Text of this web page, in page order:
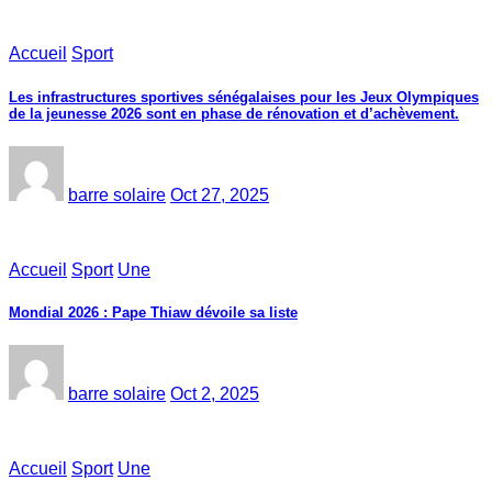
Accueil Sport
Les infrastructures sportives sénégalaises pour les Jeux Olympiques
de la jeunesse 2026 sont en phase de rénovation et d’achèvement.
barre solaire Oct 27, 2025
Accueil Sport Une
Mondial 2026 : Pape Thiaw dévoile sa liste
barre solaire Oct 2, 2025
Accueil Sport Une